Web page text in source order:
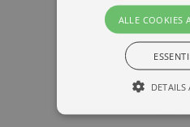
ALLE COOKIES
DETAILS